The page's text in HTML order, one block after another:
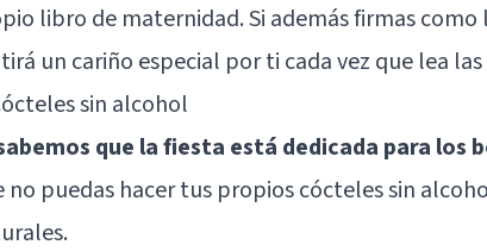
libro de maternidad. Si además firmas
un cariño especial por ti cada vez que lea
sin alcohol
que la fiesta está dedicada para los
no puedas hacer tus propios cócteles sin